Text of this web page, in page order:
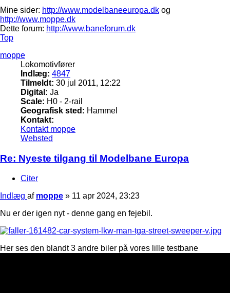
Mine sider: http://www.modelbaneeuropa.dk og
http://www.moppe.dk
Dette forum: http://www.baneforum.dk
Top
moppe
Lokomotivfører
Indlæg: 4847
Tilmeldt: 30 jul 2011, 12:22
Digital: Ja
Scale: H0 - 2-rail
Geografisk sted: Hammel
Kontakt:
Kontakt moppe
Websted
Re: Nyeste tilgang til Modelbane Europa
Citer
Indlæg af moppe » 11 apr 2024, 23:23
Nu er der igen nyt - denne gang en fejebil.
Her ses den blandt 3 andre biler på vores lille testbane